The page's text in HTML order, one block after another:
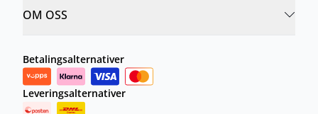
OM OSS
Betalingsalternativer
Leveringsalternativer